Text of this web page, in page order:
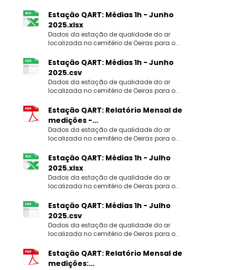
Estação QART: Médias 1h - Junho
2025.xlsx
Dados da estação de qualidade do ar
localizada no cemitério de Oeiras para o...
Estação QART: Médias 1h - Junho
2025.csv
Dados da estação de qualidade do ar
localizada no cemitério de Oeiras para o...
Estação QART: Relatório Mensal de
medições -...
Dados da estação de qualidade do ar
localizada no cemitério de Oeiras para o...
Estação QART: Médias 1h - Julho
2025.xlsx
Dados da estação de qualidade do ar
localizada no cemitério de Oeiras para o...
Estação QART: Médias 1h - Julho
2025.csv
Dados da estação de qualidade do ar
localizada no cemitério de Oeiras para o...
Estação QART: Relatório Mensal de
medições:...